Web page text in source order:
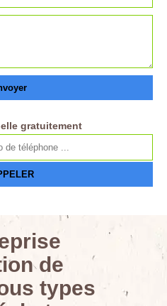
gratuitement
de
types